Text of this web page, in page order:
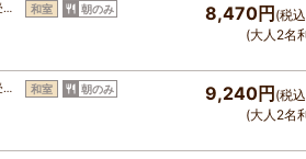
和室 朝のみ 8,470円 (税
(大人2名
和室 朝のみ 9,240円 (税
(大人2名